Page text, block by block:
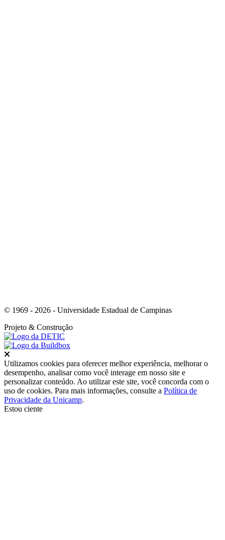
© 1969 - 2026 - Universidade Estadual de Campinas
Projeto & Construção
Utilizamos cookies para oferecer melhor experiência, melhorar o
desempenho, analisar como você interage em nosso site e
personalizar conteúdo. Ao utilizar este site, você concorda com o
uso de cookies. Para mais informações, consulte a Política de
Privacidade da Unicamp.
Estou ciente